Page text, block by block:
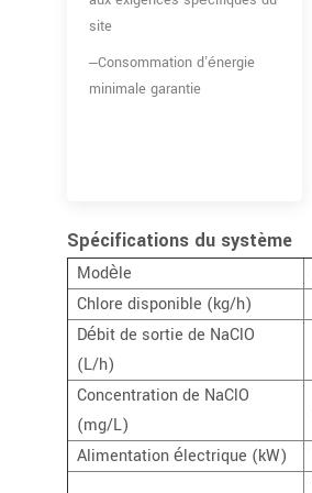
site
–Consommation d’énergie
minimale garantie
Spécifications du système
Modèle
Chlore disponible (kg/h)
Débit de sortie de NaClO
(L/h)
Concentration de NaClO
(mg/L)
Alimentation électrique (kW)